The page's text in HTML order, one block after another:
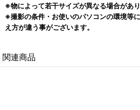
※物によって若干サイズが異なる場合があり
※撮影の条件・お使いのパソコンの環境等
え方が違う事がございます。
関連商品